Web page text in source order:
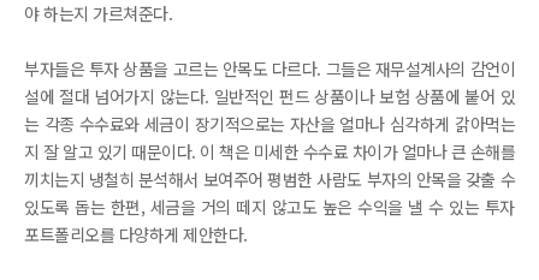
야 하는지 가르쳐준다.
부자들은 투자 상품을 고르는 안목도 다르다. 그들은 재무설계사의 감언이
설에 절대 넘어가지 않는다. 일반적인 펀드 상품이나 보험 상품에 붙어 있
는 각종 수수료와 세금이 장기적으로는 자산을 얼마나 심각하게 갉아먹는
지 잘 알고 있기 때문이다. 이 책은 미세한 수수료 차이가 얼마나 큰 손해를
끼치는지 냉철히 분석해서 보여주어 평범한 사람도 부자의 안목을 갖출 수
있도록 돕는 한편, 세금을 거의 떼지 않고도 높은 수익을 낼 수 있는 투자
포트폴리오를 다양하게 제안한다.